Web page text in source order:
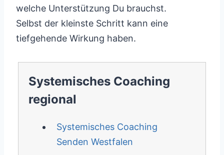
welche Unterstützung Du brauchst.
Selbst der kleinste Schritt kann eine
tiefgehende Wirkung haben.
Systemisches Coaching
regional
Systemisches Coaching
Senden Westfalen